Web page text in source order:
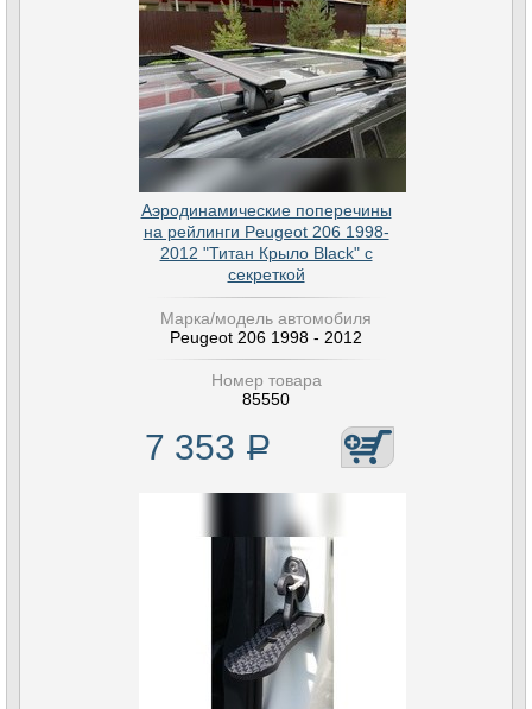
Аэродинамические поперечины
на рейлинги Peugeot 206 1998-
2012 "Титан Крыло Black" с
секреткой
Марка/модель автомобиля
Peugeot 206 1998 - 2012
Номер товара
85550
7 353 Р